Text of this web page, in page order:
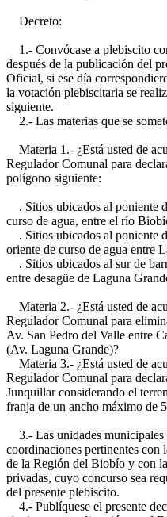
Decreto:
1.- Convócase a plebiscito
después de la publicación del
Oficial, si ese día
la votación plebiscitaria se
siguiente.
2.- Las materias que se
Materia 1.- ¿Está usted de
Regulador Comunal para
polígono siguiente:
. Sitios ubicados al poniente
curso de agua, entre el río
. Sitios ubicados al poniente
oriente de curso de agua entre
. Sitios ubicados al sur de
entre desagüe de Laguna
Materia 2.- ¿Está usted de
Regulador Comunal para
Av. San Pedro del Valle entre
(Av. Laguna Grande)?
Materia 3.- ¿Está usted de
Regulador Comunal para
Junquillar considerando el
franja de un ancho máximo de
3.- Las unidades municipales
coordinaciones pertinentes
de la Región del Biobío y con
privadas, cuyo concurso sea
del presente plebiscito.
4.- Publíquese el presente